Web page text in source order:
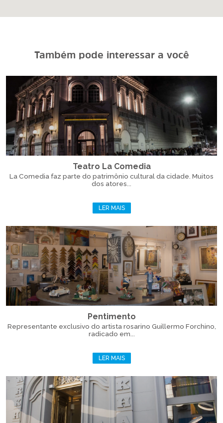
Também pode interessar a você
Teatro La Comedia
La Comedia faz parte do patrimônio cultural da cidade. Muitos
dos atores...
LER MAIS
Pentimento
Representante exclusivo do artista rosarino Guillermo Forchino,
radicado em...
LER MAIS